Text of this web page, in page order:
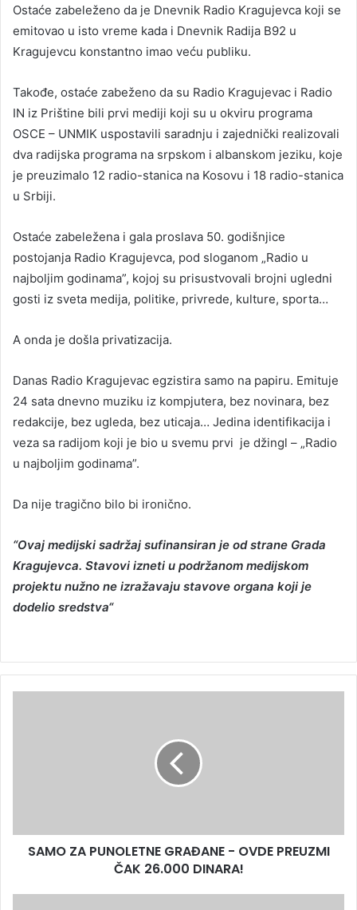
Ostaće zabeleženo da je Dnevnik Radio Kragujevca koji se
emitovao u isto vreme kada i Dnevnik Radija B92 u
Kragujevcu konstantno imao veću publiku.
Takođe, ostaće zabeženo da su Radio Kragujevac i Radio
IN iz Prištine bili prvi mediji koji su u okviru programa
OSCE – UNMIK uspostavili saradnju i zajednički realizovali
dva radijska programa na srpskom i albanskom jeziku, koje
je preuzimalo 12 radio-stanica na Kosovu i 18 radio-stanica
u Srbiji.
Ostaće zabeležena i gala proslava 50. godišnjice
postojanja Radio Kragujevca, pod sloganom „Radio u
najboljim godinama”, kojoj su prisustvovali brojni ugledni
gosti iz sveta medija, politike, privrede, kulture, sporta…
A onda je došla privatizacija.
Danas Radio Kragujevac egzistira samo na papiru. Emituje
24 sata dnevno muziku iz kompjutera, bez novinara, bez
redakcije, bez ugleda, bez uticaja… Jedina identifikacija i
veza sa radijom koji je bio u svemu prvi je džingl – „Radio
u najboljim godinama”.
Da nije tragično bilo bi ironično.
“Ovaj medijski sadržaj sufinansiran je od strane Grada
Kragujevca. Stavovi izneti u podržanom medijskom
projektu nužno ne izražavaju stavove organa koji je
dodelio sredstva“
SAMO ZA PUNOLETNE GRAĐANE - OVDE PREUZMI
ČAK 26.000 DINARA!